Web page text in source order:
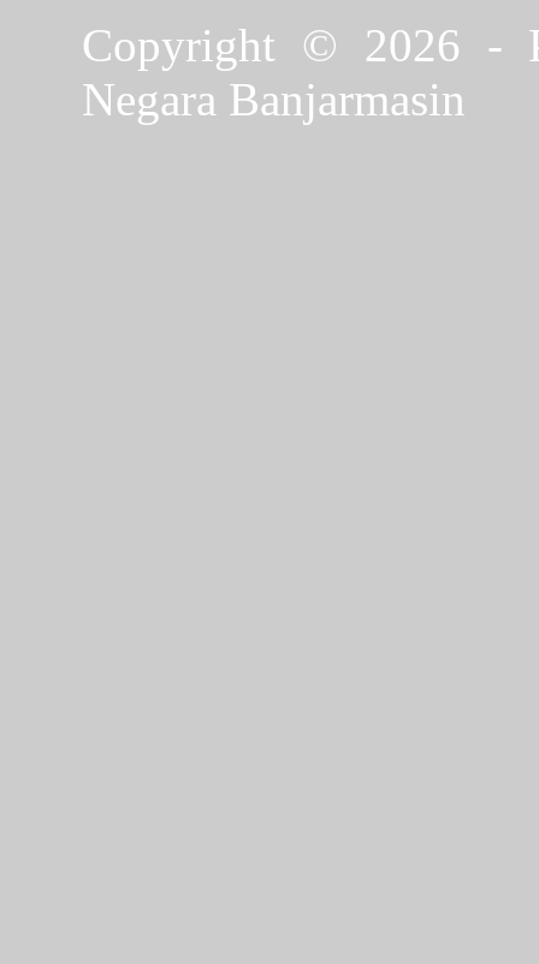
Copyright © 2026 -
Negara Banjarmasin